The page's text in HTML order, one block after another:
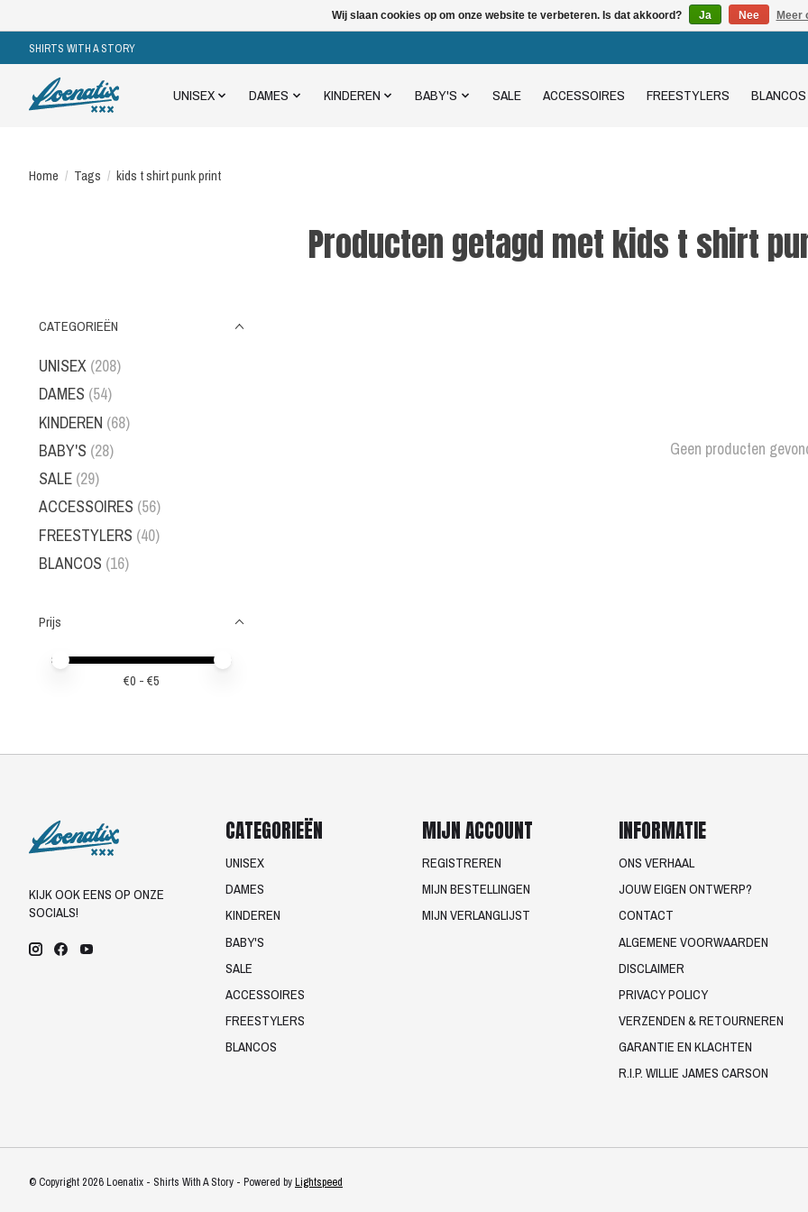
SHIRTS WITH A STORY
UNISEX DAMES KINDEREN BABY'S SALE ACCESSOIRES FREESTYLERS BLANCOS
Home / Tags / kids t shirt punk print
Producten getagd met kids t shirt
CATEGORIEËN
UNISEX (208)
DAMES (54)
KINDEREN (68)
BABY'S (28)
SALE (29)
ACCESSOIRES (56)
FREESTYLERS (40)
BLANCOS (16)
Prijs
Minimale prijswaarde
Price maximum value
€0 - €5
Geen producten
KIJK OOK EENS OP ONZE
SOCIALS!
CATEGORIEËN
UNISEX
DAMES
KINDEREN
BABY'S
SALE
ACCESSOIRES
FREESTYLERS
BLANCOS
MIJN ACCOUNT
REGISTREREN
MIJN BESTELLINGEN
MIJN VERLANGLIJST
INFORMATIE
ONS VERHAAL
JOUW EIGEN ONTWERP?
CONTACT
ALGEMENE VOORWAARDEN
DISCLAIMER
PRIVACY POLICY
VERZENDEN & RETOURNEREN
GARANTIE EN KLACHTEN
R.I.P. WILLIE JAMES CARSON
© Copyright 2026 Loenatix - Shirts With A Story - Powered byLightspeed
Wij slaan cookies op om onze website te verbeteren. Is dat akkoord? Ja Nee Meer